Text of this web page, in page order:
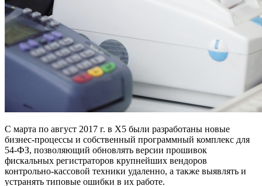
С марта по август 2017 г. в X5 были разработаны новые
бизнес-процессы и собственный программный комплекс для
54-ФЗ, позволяющий обновлять версии прошивок
фискальных регистраторов крупнейших вендоров
контрольно-кассовой техники удаленно, а также выявлять и
устранять типовые ошибки в их работе.